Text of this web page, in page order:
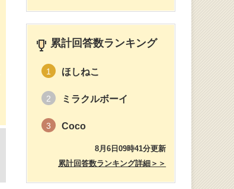
累計回答数ランキング
1 ほしねこ
2 ミラクルボーイ
3 Coco
8月6日09時41分更新
累計回答数ランキング詳細＞＞